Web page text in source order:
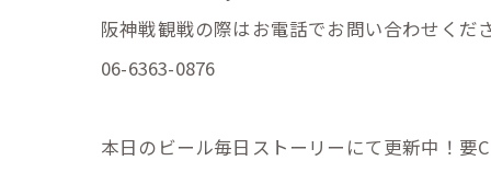
阪神戦観戦の際はお電話でお問い合わせくだ
06-6363-0876
本日のビール毎日ストーリーにて更新中！要